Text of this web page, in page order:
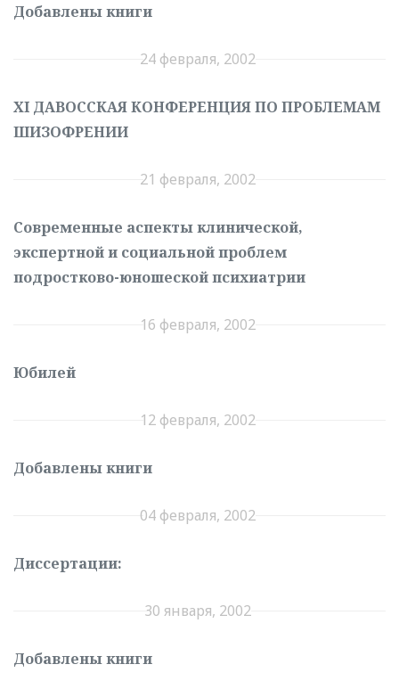
Добавлены книги
24 февраля, 2002
XI ДАВОССКАЯ КОНФЕРЕНЦИЯ ПО ПРОБЛЕМАМ
ШИЗОФРЕНИИ
21 февраля, 2002
Cовременные аспекты клинической,
экспертной и социальной проблем
подростково-юношеской психиатрии
16 февраля, 2002
Юбилей
12 февраля, 2002
Добавлены книги
04 февраля, 2002
Диссертации:
30 января, 2002
Добавлены книги